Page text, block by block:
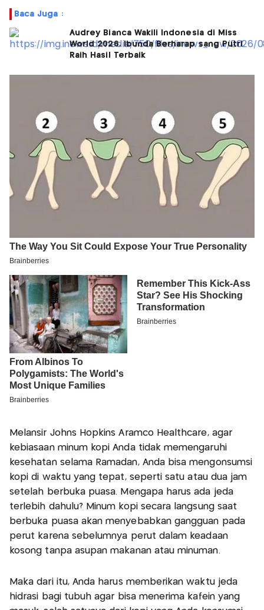
Baca Juga :
Audrey Bianca Wakili Indonesia di Miss
World 2026, Ibunda Berharap sang Putri
Raih Hasil Terbaik
Melansir Johns Hopkins Aramco Healthcare, agar
kebiasaan minum kopi Anda tidak memengaruhi
kesehatan selama Ramadan, Anda bisa mengonsumsi
kopi di waktu yang tepat, seperti satu atau dua jam
setelah berbuka puasa. Mengapa harus ada jeda
terlebih dahulu? Minum kopi secara langsung saat
berbuka puasa akan menyebabkan gangguan pada
perut karena sebelumnya perut dalam keadaan
kosong tanpa asupan makanan atau minuman.
Maka dari itu, Anda harus memberikan waktu jeda
hidrasi bagi tubuh agar bisa menerima kafein yang